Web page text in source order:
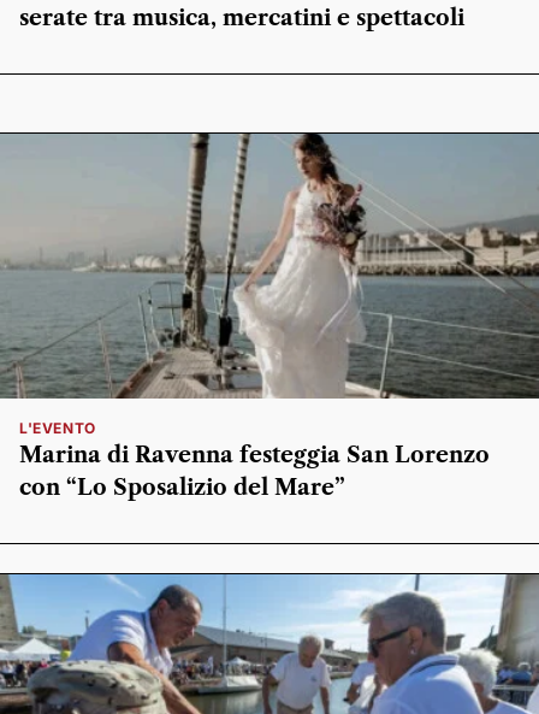
serate tra musica, mercatini e spettacoli
L'EVENTO
Marina di Ravenna festeggia San Lorenzo
con “Lo Sposalizio del Mare”